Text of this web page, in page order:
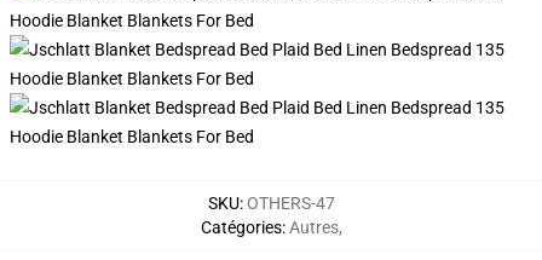
SKU:OTHERS-47
Catégories:Autres,